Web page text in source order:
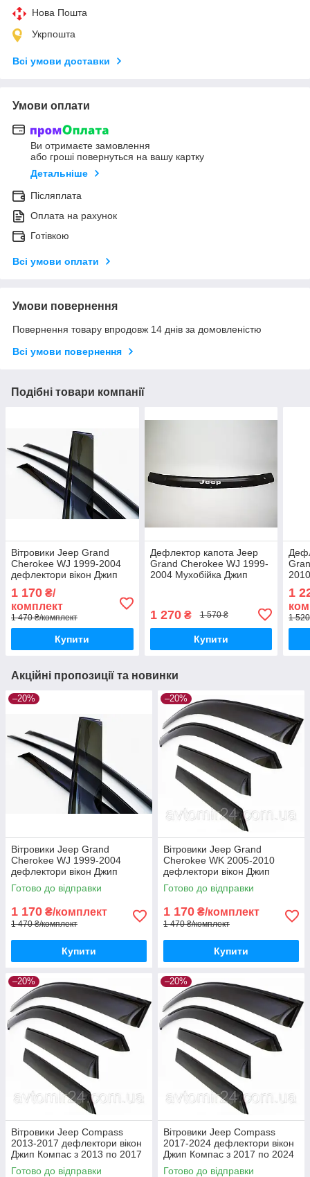
Нова Пошта
Укрпошта
Всі умови доставки
Умови оплати
Ви отримаєте замовлення
або гроші повернуться на вашу картку
Детальніше
Післяплата
Оплата на рахунок
Готівкою
Всі умови оплати
Умови повернення
Повернення товару впродовж 14 днів за домовленістю
Всі умови повернення
Подібні товари компанії
Вітровики Jeep Grand
Cherokee WJ 1999-2004
дефлектори вікон Джип
(комплект 4шт)
1 170 ₴/
комплект
1 470 ₴/комплект
Купити
Дефлектор капота Jeep
Grand Cherokee WJ 1999-
2004 Мухобійка Джип
1 270₴ 1 570 ₴
Купити
4шт
1
1
Акційні пропозиції та новинки
–20%
Вітровики Jeep Grand
Cherokee WJ 1999-2004
дефлектори вікон Джип
Гранд Черокі з 1999
(комплект 4шт)
Готово до відправки
1 170 ₴/комплект
1 470 ₴/комплект
Купити
–20%
Вітровики Jeep Grand
Cherokee WK 2005-2010
дефлектори вікон Джип
Гранд Черокі з 2005
(комплект 4шт)
Готово до відправки
1 170 ₴/комплект
1 470 ₴/комплект
Купити
–20%
Вітровики Jeep Compass
2013-2017 дефлектори вікон
Джип Компас з 2013 по 2017
(комплект 4шт)
Готово до відправки
–20%
Вітровики Jeep Compass
2017-2024 дефлектори вікон
Джип Компас з 2017 по 2024
(комплект 4шт)
Готово до відправки